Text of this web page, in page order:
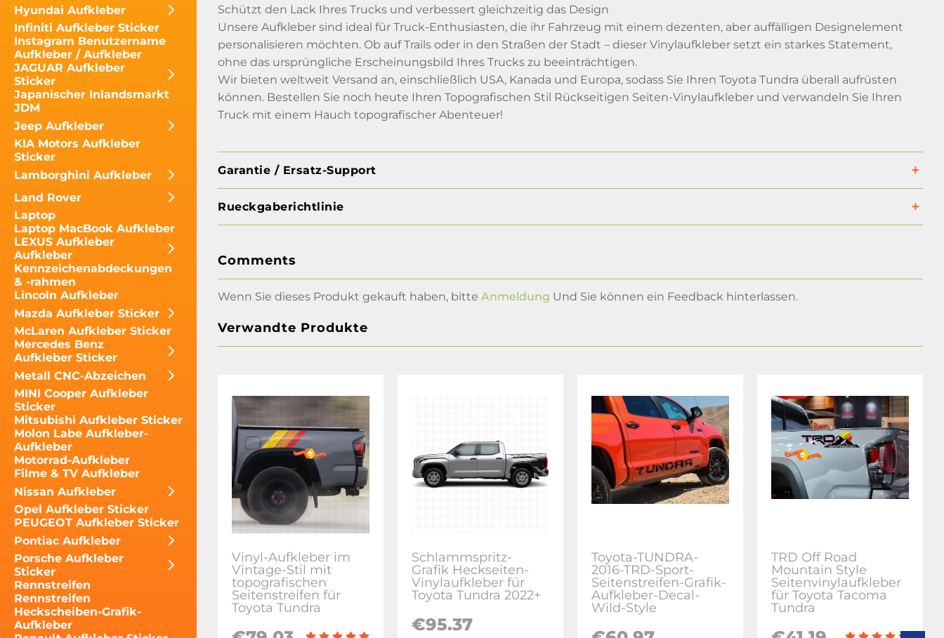
Hyundai Aufkleber
Infiniti Aufkleber Sticker
Instagram Benutzername
Aufkleber / Aufkleber
JAGUAR Aufkleber
Sticker
Japanischer Inlandsmarkt
JDM
Jeep Aufkleber
KIA Motors Aufkleber
Sticker
Lamborghini Aufkleber
Land Rover
Laptop
Laptop MacBook Aufkleber
LEXUS Aufkleber
Aufkleber
Kennzeichenabdeckungen
& -rahmen
Lincoln Aufkleber
Mazda Aufkleber Sticker
McLaren Aufkleber Sticker
Mercedes Benz
Aufkleber Sticker
Metall CNC-Abzeichen
MINI Cooper Aufkleber
Sticker
Mitsubishi Aufkleber Sticker
Molon Labe Aufkleber-
Aufkleber
Motorrad-Aufkleber
Filme & TV Aufkleber
Nissan Aufkleber
Opel Aufkleber Sticker
PEUGEOT Aufkleber Sticker
Pontiac Aufkleber
Porsche Aufkleber
Sticker
Rennstreifen
Rennstreifen
Heckscheiben-Grafik-
Aufkleber
Schützt den Lack Ihres Trucks und verbessert gleichzeitig das Design
Unsere Aufkleber sind ideal für Truck-Enthusiasten, die ihr Fahrzeug mit einem dezenten, aber auffälligen Designelement
personalisieren möchten. Ob auf Trails oder in den Straßen der Stadt – dieser Vinylaufkleber setzt ein starkes Statement,
ohne das ursprüngliche Erscheinungsbild Ihres Trucks zu beeinträchtigen.
Wir bieten weltweit Versand an, einschließlich USA, Kanada und Europa, sodass Sie Ihren Toyota Tundra überall aufrüsten
können. Bestellen Sie noch heute Ihren Topografischen Stil Rückseitigen Seiten-Vinylaufkleber und verwandeln Sie Ihren
Truck mit einem Hauch topografischer Abenteuer!
Garantie / Ersatz-Support
Rueckgaberichtlinie
Comments
Wenn Sie dieses Produkt gekauft haben, bitte Anmeldung Und Sie können ein Feedback hinterlassen.
Verwandte Produkte
Vinyl-Aufkleber im
Vintage-Stil mit
topografischen
Seitenstreifen für
Toyota Tundra
Schlammspritz-
Grafik Heckseiten-
Vinylaufkleber für
Toyota Tundra 2022+
€95.37
Toyota-TUNDRA-
2016-TRD-Sport-
Seitenstreifen-Grafik-
Aufkleber-Decal-
Wild-Style
TRD Off Road
Mountain Style
Seitenvinylaufkleber
für Toyota Tacoma
Tundra